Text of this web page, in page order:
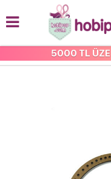
5000 TL
KASNAKLAR VE